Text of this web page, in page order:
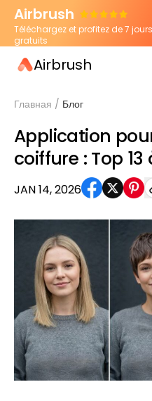
Airbrush
Téléchargez et profitez de 7
gratuits
Airbrush
Главная / Блог
Application
coiffure : Top 13
JAN 14, 2026